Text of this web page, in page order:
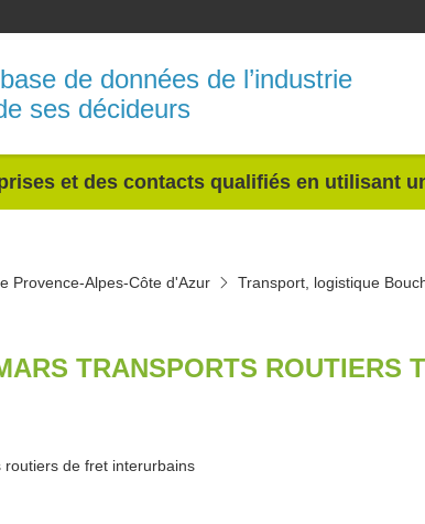
de données de l’industrie
ses décideurs
et des contacts qualifiés en utilisant
Provence-Alpes-Côte d'Azur
Transport, logistique
TRANSPORTS ROUTIERS
routiers de fret interurbains